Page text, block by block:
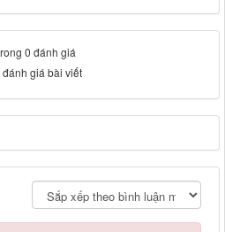
0 đánh giá
giá bài viết